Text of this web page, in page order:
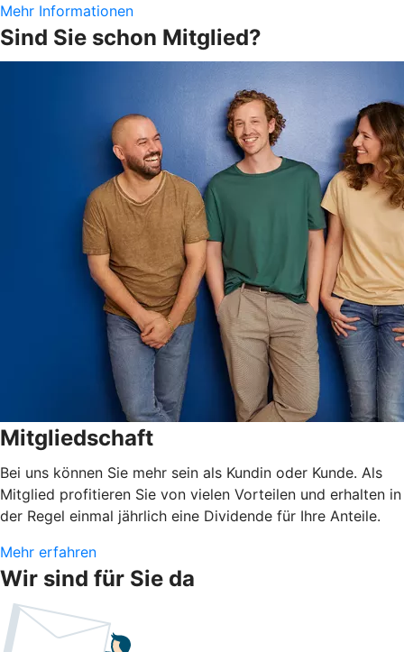
Mehr Informationen
Sind Sie schon Mitglied?
Mitgliedschaft
Bei uns können Sie mehr sein als Kundin oder Kunde. Als
Mitglied profitieren Sie von vielen Vorteilen und erhalten in
der Regel einmal jährlich eine Dividende für Ihre Anteile.
Mehr erfahren
Wir sind für Sie da